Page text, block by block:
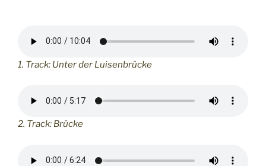
1. Track: Unter der Luisenbrücke
2. Track: Brücke